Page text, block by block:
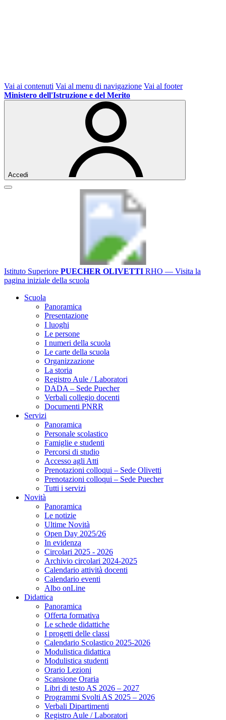
Vai ai contenuti Vai al menu di navigazione Vai al footer
Ministero dell'Istruzione e del Merito
Accedi
Istituto Superiore PUECHER OLIVETTI RHO — Visita la
pagina iniziale della scuola
Scuola
Panoramica
Presentazione
I luoghi
Le persone
I numeri della scuola
Le carte della scuola
Organizzazione
La storia
Registro Aule / Laboratori
DADA – Sede Puecher
Verbali collegio docenti
Documenti PNRR
Servizi
Panoramica
Personale scolastico
Famiglie e studenti
Percorsi di studio
Accesso agli Atti
Prenotazioni colloqui – Sede Olivetti
Prenotazioni colloqui – Sede Puecher
Tutti i servizi
Novità
Panoramica
Le notizie
Ultime Novità
Open Day 2025/26
In evidenza
Circolari 2025 - 2026
Archivio circolari 2024-2025
Calendario attività docenti
Calendario eventi
Albo onLine
Didattica
Panoramica
Offerta formativa
Le schede didattiche
I progetti delle classi
Calendario Scolastico 2025-2026
Modulistica didattica
Modulistica studenti
Orario Lezioni
Scansione Oraria
Libri di testo AS 2026 – 2027
Programmi Svolti AS 2025 – 2026
Verbali Dipartimenti
Registro Aule / Laboratori